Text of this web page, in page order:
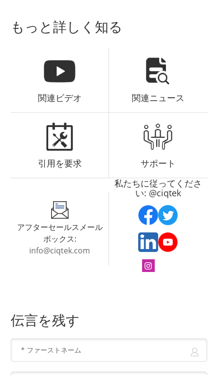
もっと詳しく知る
関連ビデオ 関連ニュース
引用を要求 サポート
アフターセールスメール
ボックス:
info@ciqtek.com
私たちに従ってくださ
い: @ciqtek
伝言を残す